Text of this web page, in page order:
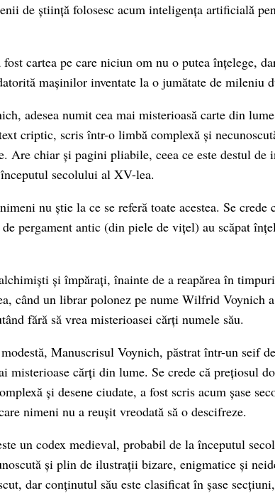
de știință folosesc acum inteligența artificială
cartea pe care niciun om nu o putea înțelege,
mașinilor inventate la o jumătate de mileniu
adesea numit cea mai misterioasă carte din
criptic, scris într-o limbă complexă și
Are chiar și pagini pliabile, ceea ce este destul de
secolului al XV-lea.
nu știe la ce se referă toate acestea. Se
pergament antic (din piele de vițel) au scăpat
și împărați, înainte de a reapărea în
când un librar polonez pe nume Wilfrid Voynich
fără să vrea misterioasei cărți numele său.
Manuscrisul Voynich, păstrat într-un seif
misterioase cărți din lume. Se crede că prețiosul
și desene ciudate, a fost scris acum șase
nimeni nu a reușit vreodată să o descifreze.
un codex medieval, probabil de la începutul
și plin de ilustrații bizare, enigmatice și
dar conținutul său este clasificat în șase